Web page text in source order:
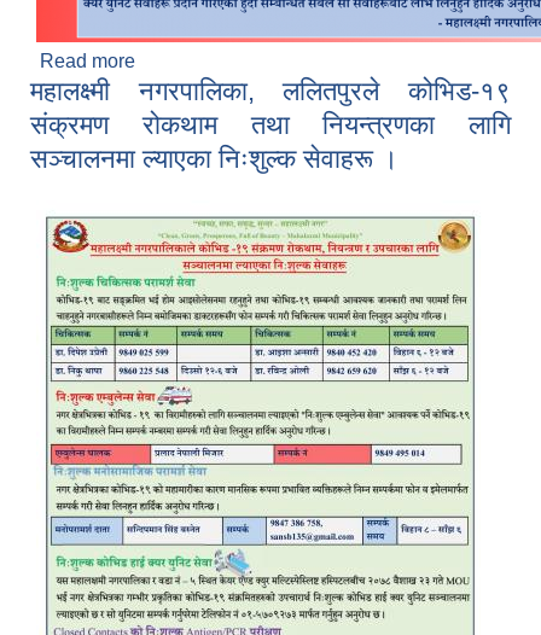
Read more
महालक्ष्मी नगरपालिका, ललितपुरले कोभिड-१९
संक्रमण रोकथाम तथा नियन्त्रणका लागि
सञ्चालनमा ल्याएका निःशुल्क सेवाहरू ।